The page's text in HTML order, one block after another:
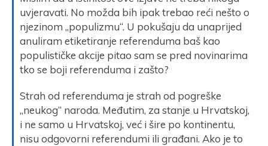
uvjeravati. No možda bih ipak trebao reći nešto o
njezinom „populizmu“. U pokušaju da unaprijed
anuliram etiketiranje referenduma baš kao
populističke akcije pitao sam se pred novinarima
tko se boji referenduma i zašto?
Strah od referenduma je strah od pogreške
„neukog“ naroda. Međutim, za stanje u Hrvatskoj,
i ne samo u Hrvatskoj, već i šire po kontinentu,
nisu odgovorni referendumi ili građani. Ako je to